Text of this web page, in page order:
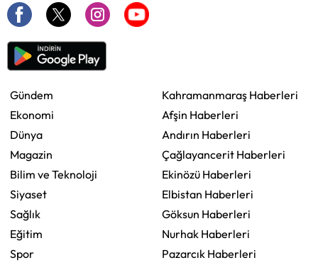
Gündem
Ekonomi
Dünya
Magazin
Bilim ve Teknoloji
Siyaset
Sağlık
Eğitim
Spor
Kahramanmaraş Haberleri
Afşin Haberleri
Andırın Haberleri
Çağlayancerit Haberleri
Ekinözü Haberleri
Elbistan Haberleri
Göksun Haberleri
Nurhak Haberleri
Pazarcık Haberleri